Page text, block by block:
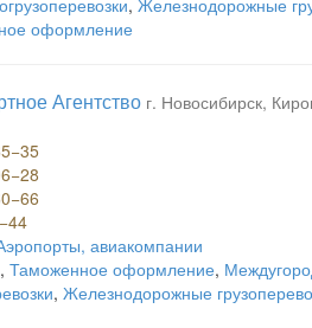
, Железнодорожные
оформление
Агентство г. Новосибирск,
авиакомпании
, Таможенное оформление,
, Железнодорожные